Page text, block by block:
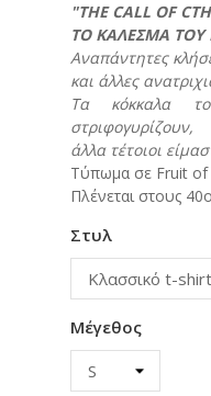
"THE CALL OF
ΤΟ ΚΑΛΕΣΜΑ
Αναπάντητες
και άλλες
Τα κόκκαλα
στριφογυρίζουν,
άλλα τέτοιοι
Τύπωμα σε Fruit
Πλένεται στους
Στυλ
Μέγεθος